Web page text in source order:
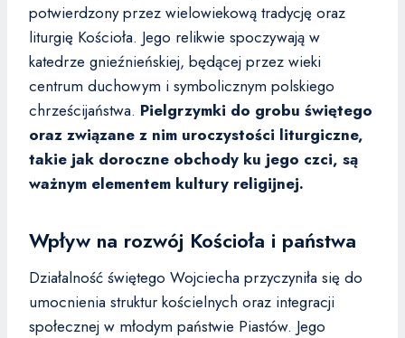
potwierdzony przez wielowiekową tradycję oraz
liturgię Kościoła. Jego relikwie spoczywają w
katedrze gnieźnieńskiej, będącej przez wieki
centrum duchowym i symbolicznym polskiego
chrześcijaństwa. Pielgrzymki do grobu świętego
oraz związane z nim uroczystości liturgiczne,
takie jak doroczne obchody ku jego czci, są
ważnym elementem kultury religijnej.
Wpływ na rozwój Kościoła i państwa
Działalność świętego Wojciecha przyczyniła się do
umocnienia struktur kościelnych oraz integracji
społecznej w młodym państwie Piastów. Jego